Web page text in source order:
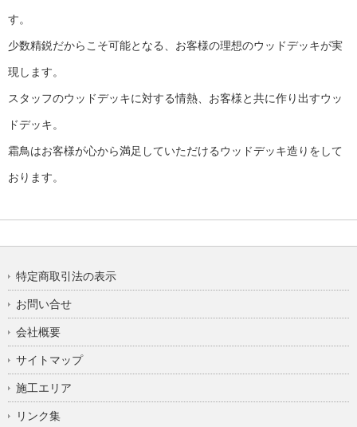
す。
少数精鋭だからこそ可能となる、お客様の理想のウッドデッキが実
現します。
スタッフのウッドデッキに対する情熱、お客様と共に作り出すウッ
ドデッキ。
霜鳥はお客様が心から満足していただけるウッドデッキ造りをして
おります。
特定商取引法の表示
お問い合せ
会社概要
サイトマップ
施工エリア
リンク集